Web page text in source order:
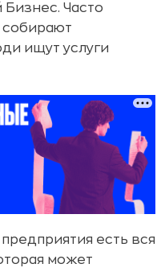
Часто
собирают
ищут услуги
есть вся
может